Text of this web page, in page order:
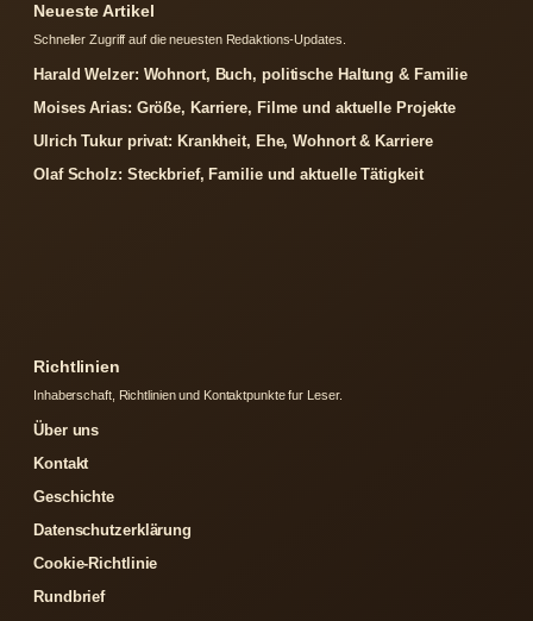
Neueste Artikel
Schneller Zugriff auf die neuesten Redaktions-Updates.
Harald Welzer: Wohnort, Buch, politische Haltung & Familie
Moises Arias: Größe, Karriere, Filme und aktuelle Projekte
Ulrich Tukur privat: Krankheit, Ehe, Wohnort & Karriere
Olaf Scholz: Steckbrief, Familie und aktuelle Tätigkeit
Richtlinien
Inhaberschaft, Richtlinien und Kontaktpunkte fur Leser.
Über uns
Kontakt
Geschichte
Datenschutzerklärung
Cookie-Richtlinie
Rundbrief